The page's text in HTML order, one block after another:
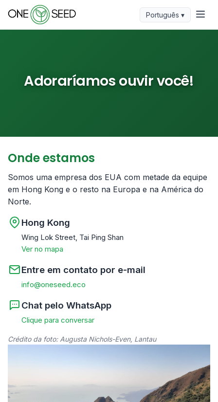
Português ▾
Adoraríamos ouvir você!
Onde estamos
Somos uma empresa dos EUA com metade da equipe
em Hong Kong e o resto na Europa e na América do
Norte.
Hong Kong
Wing Lok Street, Tai Ping Shan
Ver no mapa
Entre em contato por e-mail
info@oneseed.eco
Chat pelo WhatsApp
Clique para conversar
Crédito da foto: Augusta Nichols-Even, Lantau